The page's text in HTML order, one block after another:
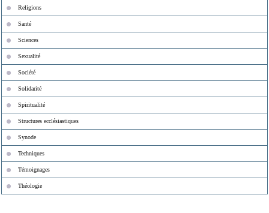
Religions
Santé
Sciences
Sexualité
Société
Solidarité
Spiritualité
Structures ecclésiastiques
Synode
Techniques
Témoignages
Théologie